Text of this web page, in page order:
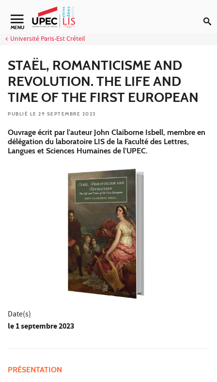
Aller au contenu
MENU
Université Paris-Est Créteil
STAËL, ROMANTICISME AND
REVOLUTION. THE LIFE AND
TIME OF THE FIRST EUROPEAN
PUBLIÉ LE 29 SEPTEMBRE 2023
Ouvrage écrit par l'auteur John Claiborne Isbell, membre en
délégation du laboratoire LIS de la Faculté des Lettres,
Langues et Sciences Humaines de l'UPEC.
Date(s)
le1 septembre 2023
PRÉSENTATION